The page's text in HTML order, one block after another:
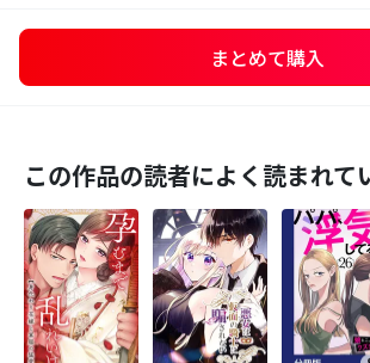
まとめて購入
この作品の読者によく読まれて